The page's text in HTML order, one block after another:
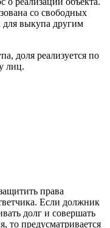
со свободных
выкупа другим
доля реализуется по
лиц.
права
Если должник
долг и совершать
то предусматривается